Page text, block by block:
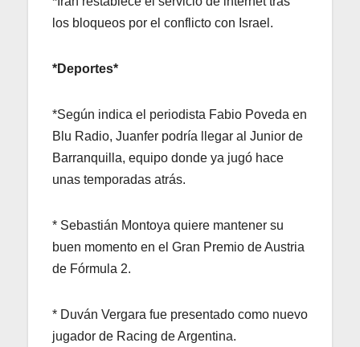
los bloqueos por el conflicto con Israel.
*Deportes*
*Según indica el periodista Fabio Poveda en
Blu Radio, Juanfer podría llegar al Junior de
Barranquilla, equipo donde ya jugó hace
unas temporadas atrás.
* Sebastián Montoya quiere mantener su
buen momento en el Gran Premio de Austria
de Fórmula 2.
* Duván Vergara fue presentado como nuevo
jugador de Racing de Argentina.